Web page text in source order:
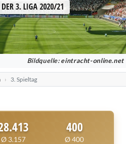
DER 3. LIGA 2020/21
Bildquelle: eintracht-online.net
3. Spieltag
Ø 3.157
400
Ø 400